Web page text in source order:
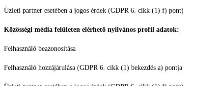
Üzleti partner esetében a jogos érdek (GDPR 6. cikk (1) f) pont)
Közösségi média felületen elérhető nyilvános profil adatok:
Felhasználó beazonosítása
Felhasználó hozzájárulása (GDPR 6. cikk (1) bekezdés a) pontja